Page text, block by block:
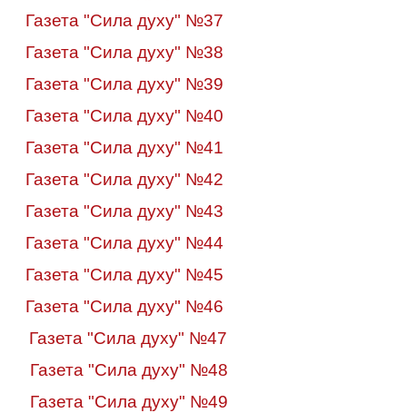
Газета "Сила духу" №37
Газета "Сила духу" №38
Газета "Сила духу" №39
Газета "Сила духу" №40
Газета "Сила духу" №41
Газета "Сила духу" №42
Газета "Сила духу" №43
Газета "Сила духу" №44
Газета "Сила духу" №45
Газета "Сила духу" №46
Газета "Сила духу" №47
Газета "Сила духу" №48
Газета "Сила духу" №49